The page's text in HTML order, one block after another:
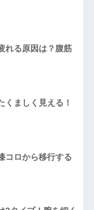
れる原因は？腹筋
くましく見える！
コロから移行する